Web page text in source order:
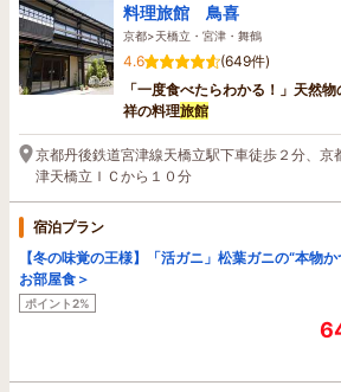
料理旅館 鳥喜
京都>天橋立・宮津・舞鶴
4.6
(649件)
「一度食べたらわかる！」天然
祥の料理旅館
京都丹後鉄道宮津線天橋立駅下車徒歩２分、京
津天橋立ＩＣから１０分
宿泊プラン
【冬の味覚の王様】「活ガニ」松葉ガニの“本物
お部屋食＞
ポイント2%